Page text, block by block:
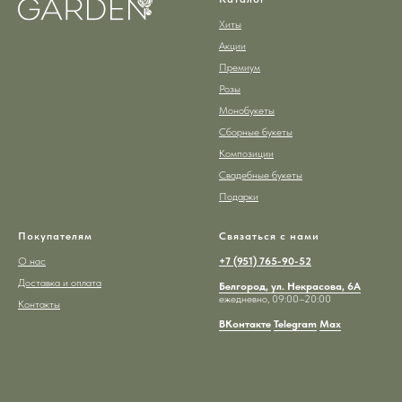
Хиты
Акции
Премиум
Розы
Монобукеты
Сборные букеты
Композиции
Свадебные букеты
Подарки
Покупателям
О нас
Доставка и оплата
Контакты
Связаться с нами
+7 (951) 765-90-52
Белгород, ул. Некрасова, 6А
ежедневно, 09:00–20:00
ВКонтакте Telegram Max